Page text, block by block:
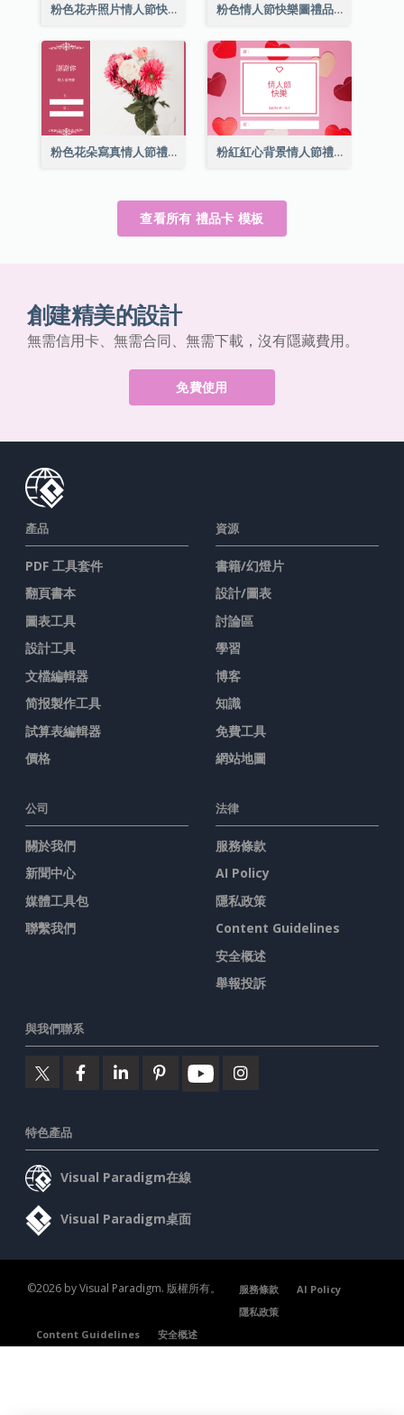
粉色花卉照片情人節快樂禮品卡 粉色情人節快樂圖禮品卡
粉色花朵寫真情人節禮品卡 粉紅紅心背景情人節禮品卡
查看所有 禮品卡 模板
創建精美的設計
無需信用卡、無需合同、無需下載，沒有隱藏費用。
免費使用
產品
PDF 工具套件
翻頁書本
圖表工具
設計工具
文檔編輯器
简报製作工具
試算表編輯器
價格
資源
書籍/幻燈片
設計/圖表
討論區
學習
博客
知識
免費工具
網站地圖
公司
關於我們
新聞中心
媒體工具包
聯繫我們
法律
服務條款
AI Policy
隱私政策
Content Guidelines
安全概述
舉報投訴
與我們聯系
特色產品
Visual Paradigm在線
Visual Paradigm桌面
©2026 by Visual Paradigm. 版權所有。 服務條款
AI Policy
隱私政策
Content Guidelines
安全概述